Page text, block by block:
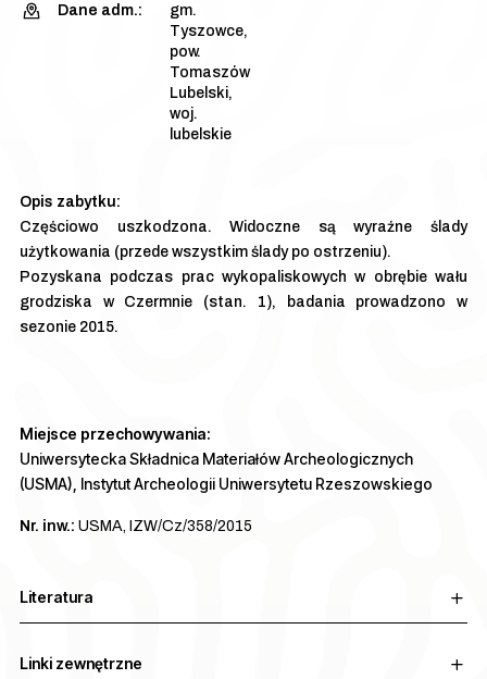
Dane adm.:
gm.
Tyszowce,
pow.
Tomaszów
Lubelski,
woj.
lubelskie
Częściowo uszkodzona. Widoczne są wyraźne ślady
użytkowania (przede wszystkim ślady po ostrzeniu).
Pozyskana podczas prac wykopaliskowych w obrębie wału
grodziska w Czermnie (stan. 1), badania prowadzono w
sezonie 2015.
Miejsce przechowywania:
Uniwersytecka Składnica Materiałów Archeologicznych
(USMA), Instytut Archeologii Uniwersytetu Rzeszowskiego
Nr. inw.: USMA, IZW/Cz/358/2015
Literatura
Linki zewnętrzne